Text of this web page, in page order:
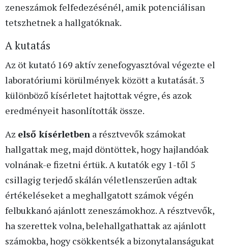
zeneszámok felfedezésénél, amik potenciálisan
tetszhetnek a hallgatóknak.
A kutatás
Az öt kutató 169 aktív zenefogyasztóval végezte el
laboratóriumi körülmények között a kutatását. 3
különböző kísérletet hajtottak végre, és azok
eredményeit hasonlították össze.
Az első kísérletben a résztvevők számokat
hallgattak meg, majd döntöttek, hogy hajlandóak
volnának-e fizetni értük. A kutatók egy 1-től 5
csillagig terjedő skálán véletlenszerűen adtak
értékeléseket a meghallgatott számok végén
felbukkanó ajánlott zeneszámokhoz. A résztvevők,
ha szerettek volna, belehallgathattak az ajánlott
számokba, hogy csökkentsék a bizonytalanságukat